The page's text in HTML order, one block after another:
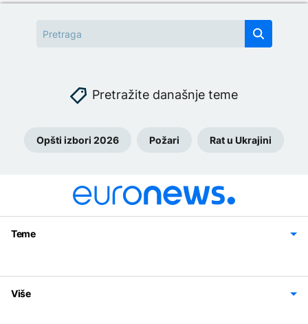
Pretražite današnje teme
Opšti izbori 2026 Požari Rat u Ukrajini
Teme
Svijet
Sport
Magazin
Više